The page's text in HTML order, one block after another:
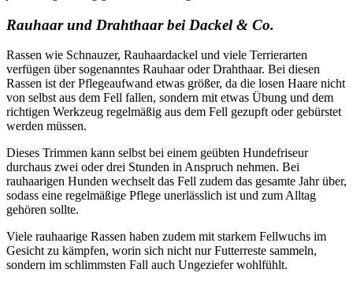
Rauhaar und Drahthaar bei Dackel & Co.
Rassen wie Schnauzer, Rauhaardackel und viele Terrierarten
verfügen über sogenanntes Rauhaar oder Drahthaar. Bei diesen
Rassen ist der Pflegeaufwand etwas größer, da die losen Haare nicht
von selbst aus dem Fell fallen, sondern mit etwas Übung und dem
richtigen Werkzeug regelmäßig aus dem Fell gezupft oder gebürstet
werden müssen.
Dieses Trimmen kann selbst bei einem geübten Hundefriseur
durchaus zwei oder drei Stunden in Anspruch nehmen. Bei
rauhaarigen Hunden wechselt das Fell zudem das gesamte Jahr über,
sodass eine regelmäßige Pflege unerlässlich ist und zum Alltag
gehören sollte.
Viele rauhaarige Rassen haben zudem mit starkem Fellwuchs im
Gesicht zu kämpfen, worin sich nicht nur Futterreste sammeln,
sondern im schlimmsten Fall auch Ungeziefer wohlfühlt.